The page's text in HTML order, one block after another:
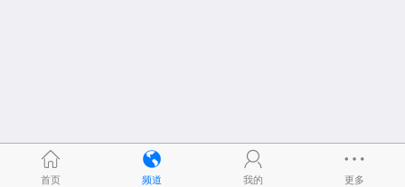
首页 频道 我的 更多